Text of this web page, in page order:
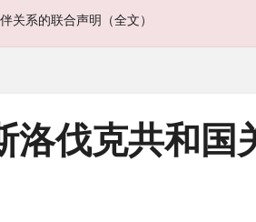
关系的联合声明（全文）
洛伐克共和国